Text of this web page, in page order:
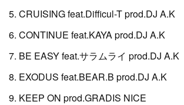
5. CRUISING feat.Difficul-T prod.DJ A.K
6. CONTINUE feat.KAYA prod.DJ A.K
7. BE EASY feat.サラムライ prod.DJ A.K
8. EXODUS feat.BEAR.B prod.DJ A.K
9. KEEP ON prod.GRADIS NICE